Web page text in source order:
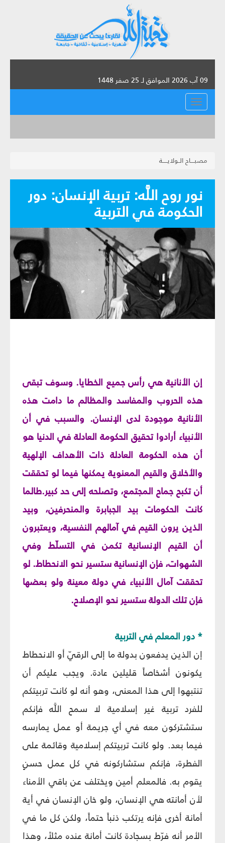
09 آب 2026 الموافق لـ 25 صفر 1448
القائمة
مصبــــاح الــولايـــــة
نور روح اللَّه‏: تربية الإنسان‏: دور
الحكومة في التربية
إن الأنانية هي رأس جميع الخطايا. وسوف تبقى
هذه الحروب والمفاسد والمظالم ما دامت هذه
الأنانية موجودة لدى الإنسان. والسبب في أن
الأنبياء أرادوا تحقيق الحكومة العادلة في الدنيا هو
أن هذه الحكومة العادلة ذات الأهداف الإلهية
والأخلاق والقيم المعنوية يمكنها فيما لو تحققت
أن تكبح جماح المجتمع، وتصلحه إلى حد كبير.طالما
كانت الحكومات بيد الجبابرة والمنحرفين، وبيد
الذين يرون القيم في آمالهم النفسية، ويعتبرون
أن القيم الإنسانية تكمن في التسلّط وفي
الشهوات، فإن الإنسانية ستسير نحو الانحطاط. لو
تحققت آمال الأنبياء في دولة معينة ولو بعضها
فإن تلك الدولة ستسير نحو الإصلاح.
* دور المعلم في التربية
إن الذين يدفعون بدولة ما إلى الرقيّ أو الانحطاط
يكونون أشخاصاً قليلين عادة. ويجب عليكم أن
تنتبهوا إلى هذا المعنى، وهو أنه لو كانت تربيتكم
للفرد تربية غير إسلامية لا سمح اللَّه فإنكم
ستشتركون معه في أي جريمة أو عمل يمارسه
فيما بعد. ولو كانت تربيتكم إسلامية وقائمة على
الفطرة، فإنكم ستشاركونه في كل عمل حسنٍ
يقوم به. فالمعلم أمين ويختلف عن باقي الأمناء
لأن أمانته هي الإنسان، ولو خان الإنسان في أية
أمانة أخرى فإنه يرتكب ذنباً حتماً، ولكن كل ما في
الأمر أنه فرّط بسجادة كانت أمانة عنده مثلاً، وهذا